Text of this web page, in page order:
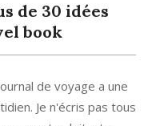
de 30 idées
book
de voyage a une
Je n'écris pas tous